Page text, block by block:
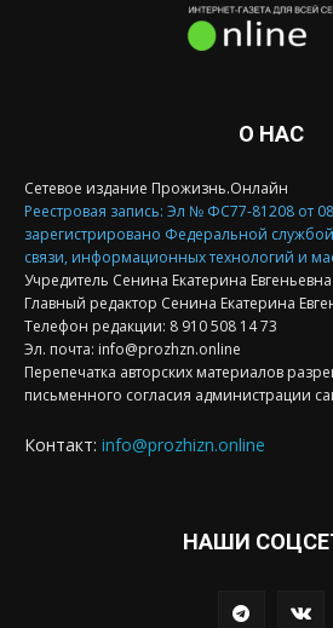
О НАС
Сетевое издание Прожизнь.Онлайн
Реестровая запись: Эл № ФС77-81208 от
зарегистрировано Федеральной
связи, информационных технологий и
Учредитель Сенина Екатерина Евгеньевна
Главный редактор Сенина Екатерина
Телефон редакции: 8 910 508 14 73
Эл. почта: info@prozhzn.online
Перепечатка авторских материалов
письменного согласия администрации
Контакт: info@prozhizn.online
НАШИ